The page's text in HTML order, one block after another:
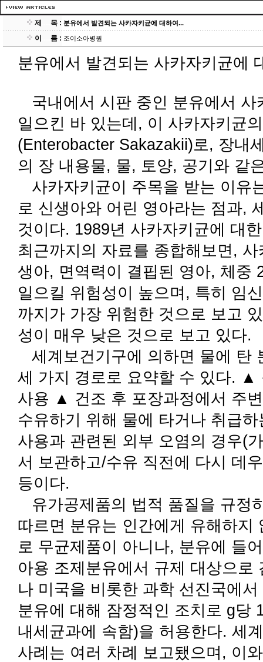
제 목 : 분유에서 발견되는 사카자키균에 대하여...
이 름 : 조이소아병원
분유에서 발견되는 사카자키균에
국내에서 시판 중인 분유에서 사
일으킨 바 있는데, 이 사카자키균
(Enterobacter Sakazakii)로, 장내
의 장 내용물, 물, 토양, 공기와 같
사카자키균이 주목을 받는 이유
로 신생아와 어린 영아라는 점과,
것이다. 1989년 사카자키균에 대
최근까지의 자료를 종합해보면,
생아, 면역력이 결핍된 영아, 체중
일으킬 위험성이 높으며, 특히 임
까지가 가장 위험한 것으로 보고
성이 매우 낮은 것으로 보고 있다.
세계보건기구에 의하면 물에 탄
세 가지 경로로 요약할 수 있다. ▲
사용 ▲ 건조 후 포장과정에서 주
수유하기 위해 물에 타거나 취급
사용과 관련된 외부 오염의 경우(
서 보관하고/수유 직전에 다시 데
등이다.
유가공제품의 법적 품질을 규정
따르면 분유는 인간에게 유해하지
로 무균제품이 아니나, 분유에 들
아용 조제분유에서 규제 대상으
나 미국을 비롯한 과학 선진국에
분유에 대해 잠정적인 조치로 g당
내세균과에 속함)을 허용한다. 세
사례는 여러 차례 보고됐으며, 이